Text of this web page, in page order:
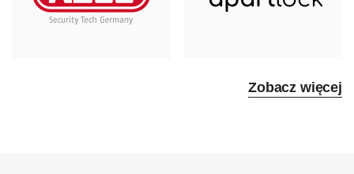
Zobacz więcej